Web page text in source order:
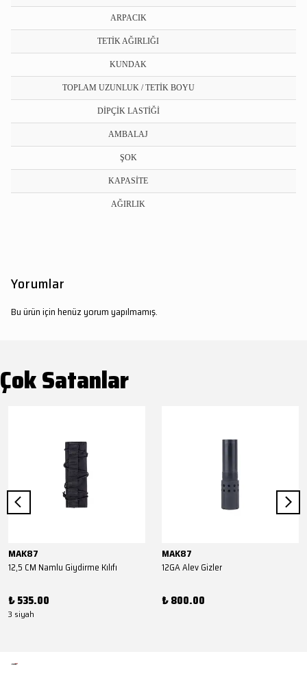
ARPACIK
TETİK AĞIRLIĞI
KUNDAK
TOPLAM UZUNLUK / TETİK BOYU
DİPÇİK LASTİĞİ
AMBALAJ
ŞOK
KAPASİTE
AĞIRLIK
Yorumlar
Bu ürün için henüz yorum yapılmamış.
Çok Satanlar
MAK87
12,5 CM Namlu Giydirme Kılıfı
₺ 535.00
3 siyah
MAK87
12GA Alev Gizler
₺ 800.00